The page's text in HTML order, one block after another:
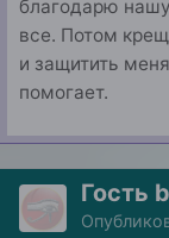
благодарю
все. Потом
и защитить
помогает.
Гость